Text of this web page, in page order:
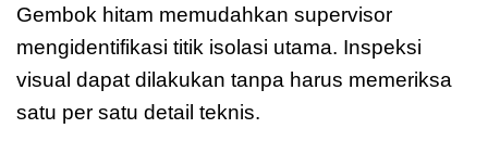
Gembok hitam memudahkan supervisor
mengidentifikasi titik isolasi utama. Inspeksi
visual dapat dilakukan tanpa harus memeriksa
satu per satu detail teknis.